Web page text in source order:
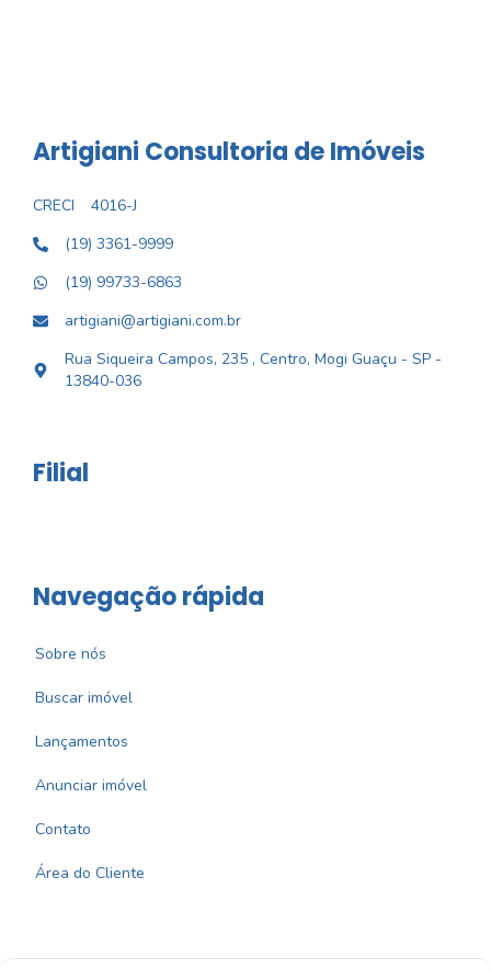
Artigiani Consultoria de Imóveis
CRECI
4016-J
(19) 3361-9999
(19) 99733-6863
artigiani@artigiani.com.br
Rua Siqueira Campos, 235 , Centro, Mogi Guaçu - SP -
13840-036
Filial
Navegação rápida
Sobre nós
Buscar imóvel
Lançamentos
Anunciar imóvel
Contato
Área do Cliente